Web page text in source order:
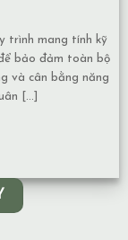
mang tính kỹ
bảo đảm toàn bộ
và cân bằng năng
[...]